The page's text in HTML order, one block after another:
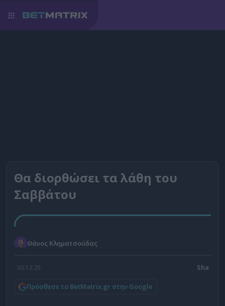
Θα διορθώσει τα λάθη του
Σαββάτου
Θάνος Κληματσούδας
30.12.25
Πρόσθεσε το BetMatrix.gr στην Google